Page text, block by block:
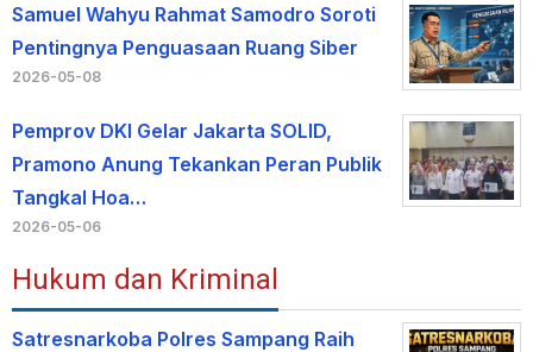
Samuel Wahyu Rahmat Samodro Soroti
Pentingnya Penguasaan Ruang Siber
2026-05-08
Pemprov DKI Gelar Jakarta SOLID,
Pramono Anung Tekankan Peran Publik
Tangkal Hoa…
2026-05-06
Hukum dan Kriminal
Satresnarkoba Polres Sampang Raih